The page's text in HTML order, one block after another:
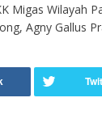
Migas Wilayah
Agny Gallus